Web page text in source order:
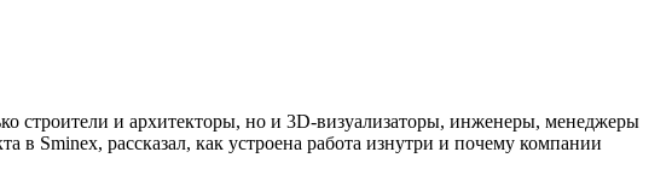
строители и архитекторы, но и 3D-визуализаторы, инженеры, менеджеры
Sminex, рассказал, как устроена работа изнутри и почему компании